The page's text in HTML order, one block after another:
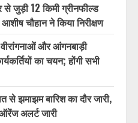
से जुड़ी 12 किमी ग्रीनफील्ड
चौहान ने किया निरीक्षण
और आंगनबाड़ी
का चयन; होंगी सभी
से झमाझम बारिश का दौर जारी,
अलर्ट जारी